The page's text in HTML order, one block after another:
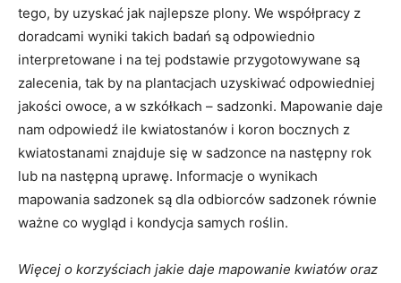
tego, by uzyskać jak najlepsze plony. We współpracy z
doradcami wyniki takich badań są odpowiednio
interpretowane i na tej podstawie przygotowywane są
zalecenia, tak by na plantacjach uzyskiwać odpowiedniej
jakości owoce, a w szkółkach – sadzonki. Mapowanie daje
nam odpowiedź ile kwiatostanów i koron bocznych z
kwiatostanami znajduje się w sadzonce na następny rok
lub na następną uprawę. Informacje o wynikach
mapowania sadzonek są dla odbiorców sadzonek równie
ważne co wygląd i kondycja samych roślin.
Więcej o korzyściach jakie daje mapowanie kwiatów oraz